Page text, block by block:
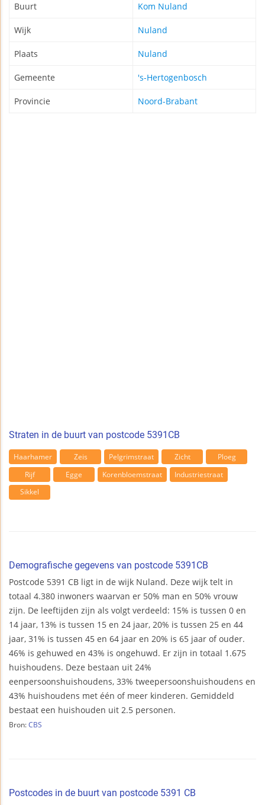
Buurt Kom Nuland
Wijk Nuland
Plaats Nuland
Gemeente 's-Hertogenbosch
Provincie Noord-Brabant
Straten in de buurt van postcode 5391CB
Haarhamer Zeis Pelgrimstraat Zicht
Ploeg
Rijf
Egge Korenbloemstraat
Industriestraat
Sikkel
Demografische gegevens van postcode 5391CB
Postcode 5391 CB ligt in de wijk Nuland. Deze wijk telt in
totaal 4.380 inwoners waarvan er 50% man en 50% vrouw
zijn. De leeftijden zijn als volgt verdeeld: 15% is tussen 0 en
14 jaar, 13% is tussen 15 en 24 jaar, 20% is tussen 25 en 44
jaar, 31% is tussen 45 en 64 jaar en 20% is 65 jaar of ouder.
46% is gehuwed en 43% is ongehuwd. Er zijn in totaal 1.675
huishoudens. Deze bestaan uit 24%
eenpersoonshuishoudens, 33% tweepersoonshuishoudens en
43% huishoudens met één of meer kinderen. Gemiddeld
bestaat een huishouden uit 2.5 personen.
Bron: CBS
Postcodes in de buurt van postcode 5391 CB